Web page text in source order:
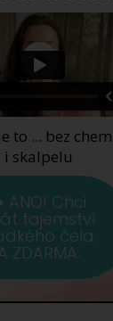
to ... bez
i skalpelu
ANO! Chci
tajemství
čela.
ZDARMA.